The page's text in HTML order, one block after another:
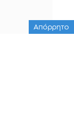
Απόρρητο